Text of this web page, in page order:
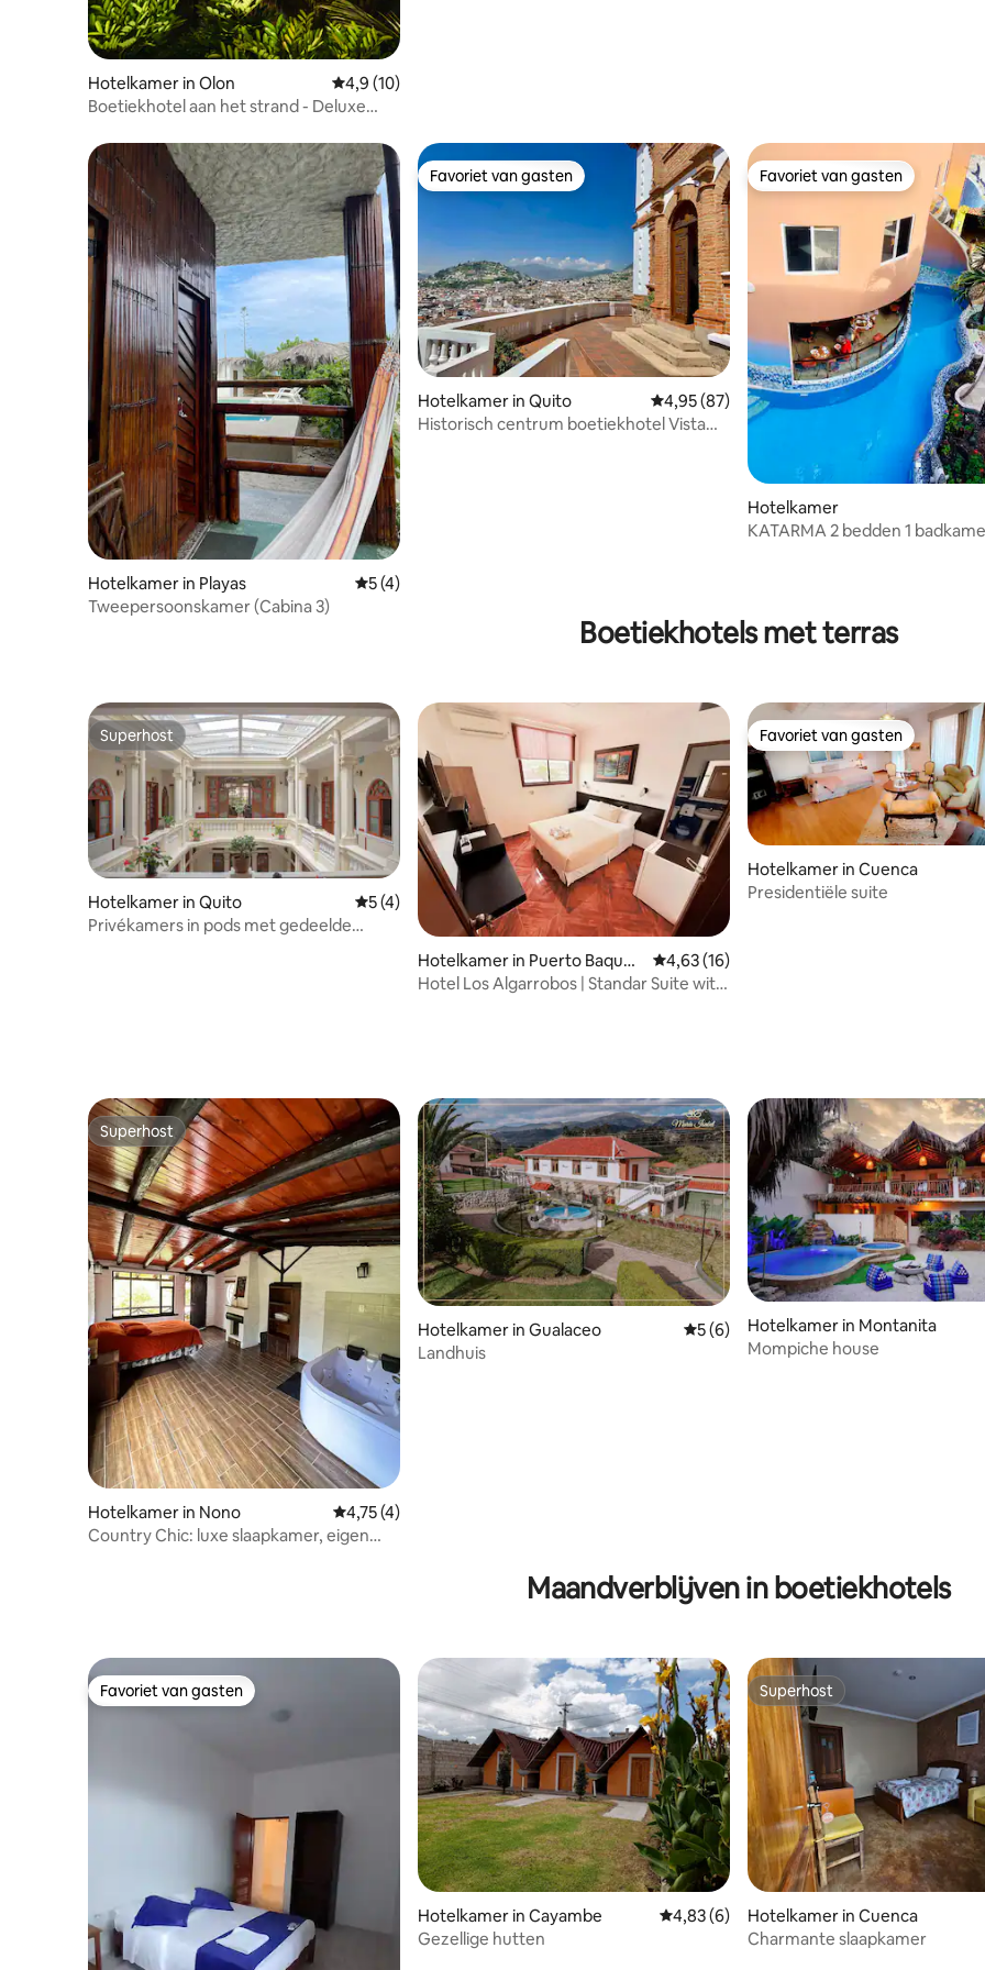
Hotelkamer in Olon Gemiddelde beoordeling van 4,9 op 5, 10 recensies
4,9 (10)
Boetiekhotel aan het strand - Deluxe
Hotelkamer in Playas Gemiddelde beoordeling van 5 op 5, 4 recensies
5 (4)
Tweepersoonskamer (Cabina 3)
Favoriet van gasten
Favoriet van gasten
Hotelkamer in Quito Gemiddelde beoordeling van 4,95 op 5, 87
4,95 (87)
Historisch centrum boetiekhotel Vista
Favoriet van gasten
Favoriet van gasten
Hotelkamer
KATARMA 2 bedden 1
Boetiekhotels met terras
Superhost
Superhost
Hotelkamer in Quito Gemiddelde beoordeling van 5 op 5, 4 recensies
5 (4)
Privékamers in pods met gedeelde
Hotelkamer in Puerto Baqueri
zo Moreno
Gemiddelde beoordeling van 4,63 op 5, 16
4,63 (16)
Hotel Los Algarrobos | Standar Suite with
Favoriet van gasten
Favoriet van gasten
Hotelkamer in Cuenca
Presidentiële suite
Superhost
Superhost
Hotelkamer in Nono Gemiddelde beoordeling van 4,75 op 5, 4 recensies
4,75 (4)
Country Chic: luxe slaapkamer, eigen
Hotelkamer in Gualaceo Gemiddelde beoordeling van 5 op 5, 6
5 (6)
Landhuis
Hotelkamer in Montanita
Mompiche house
Maandverblijven in boetiekhotels
Favoriet van gasten
Favoriet van gasten
Hotelkamer in Cayambe Gemiddelde beoordeling van 4,83 op 5, 6
4,83 (6)
Gezellige hutten
Superhost
Superhost
Hotelkamer in Cuenca
Charmante slaapkamer